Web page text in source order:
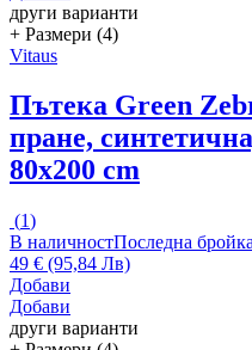
други варианти
+ Размери (4)
Vitaus
Пътека Green
пране,
80x200 cm
(1)
В наличностПоследна бройка
49 € (95,84 Лв)
Добави
Добави
други варианти